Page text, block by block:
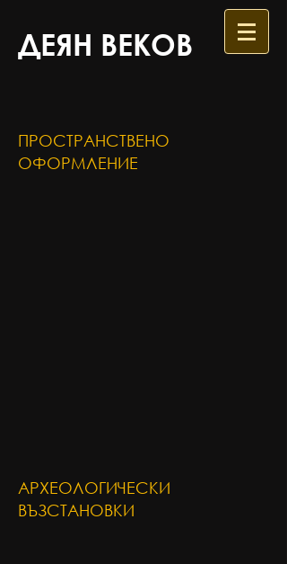
ДЕЯН ВЕКОВ
ПРОСТРАНСТВЕНО
ОФОРМЛЕНИЕ
АРХЕОЛОГИЧЕСКИ
ВЪЗСТАНОВКИ